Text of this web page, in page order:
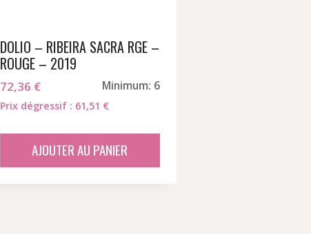
DOLIO – RIBEIRA SACRA RGE –
ROUGE – 2019
72,36 € Minimum: 6
Prix dégressif : 61,51 €
AJOUTER AU PANIER